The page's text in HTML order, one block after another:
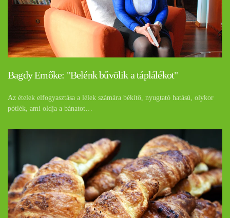
Bagdy Emőke: "Belénk bűvölik a táplálékot"
Az ételek elfogyasztása a lélek számára békítő, nyugtató hatású, olykor
pótlék, ami oldja a bánatot…